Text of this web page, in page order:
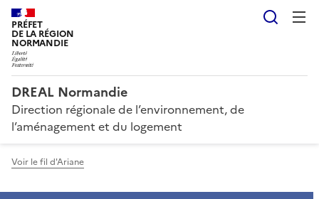
PRÉFET
DE LA RÉGION
NORMANDIE
DREAL Normandie
Direction régionale de l’environnement, de
l’aménagement et du logement
Voir le fil d'Ariane